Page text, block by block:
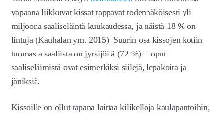
vapaana liikkuvat kissat tappavat todennäköisesti yli
miljoona saaliseläintä kuukaudessa, ja näistä 18 % on
lintuja (Kauhalan ym. 2015). Suurin osa kissojen kotiin
tuomasta saaliista on jyrsijöitä (72 %). Loput
saaliseläimistä ovat esimerkiksi siilejä, lepakoita ja
jäniksiä.
Kissoille on ollut tapana laittaa kilikelloja kaulapantoihin,